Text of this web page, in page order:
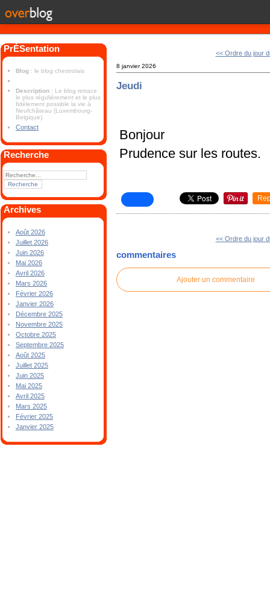
PrÉSentation
Blog : le blog chestrolais
Description : Le blog retrace
le plus régulièrement et le plus
fidèlement possible la vie à
Neufchâteau (Luxembourg-
Belgique).
Contact
Recherche
Archives
Août 2026
Juillet 2026
Juin 2026
Mai 2026
Avril 2026
Mars 2026
Février 2026
Janvier 2026
Décembre 2025
Novembre 2025
Octobre 2025
Septembre 2025
Août 2025
Juillet 2025
Juin 2025
Mai 2025
Avril 2025
Mars 2025
Février 2025
Janvier 2025
<< Ordre du jour
8 janvier 2026
Jeudi
Bonjour
Prudence sur les routes.
<< Ordre du jour
commentaires
Ajouter un commentaire